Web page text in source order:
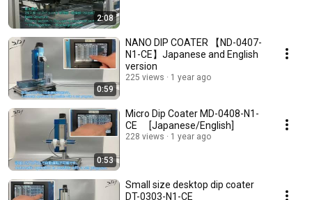
2:08
0:59
NANO DIP COATER 【ND-0407-
N1-CE】Japanese and English
version
225 views 1 year ago
0:53
Micro Dip Coater MD-0408-N1-
CE [Japanese/English]
228 views 1 year ago
Small size desktop dip coater
DT-0303-N1-CE